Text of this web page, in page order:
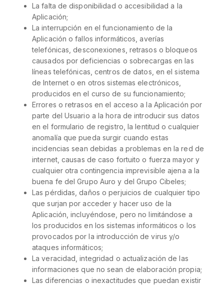
La falta de disponibilidad o accesibilidad a la
Aplicación;
La interrupción en el funcionamiento de la
Aplicación o fallos informáticos, averías
telefónicas, desconexiones, retrasos o bloqueos
causados por deficiencias o sobrecargas en las
líneas telefónicas, centros de datos, en el sistema
de Internet o en otros sistemas electrónicos,
producidos en el curso de su funcionamiento;
Errores o retrasos en el acceso a la Aplicación por
parte del Usuario a la hora de introducir sus datos
en el formulario de registro, la lentitud o cualquier
anomalía que pueda surgir cuando estas
incidencias sean debidas a problemas en la red de
internet, causas de caso fortuito o fuerza mayor y
cualquier otra contingencia imprevisible ajena a la
buena fe del Grupo Auro y del Grupo Cibeles;
Las pérdidas, daños o perjuicios de cualquier tipo
que surjan por acceder y hacer uso de la
Aplicación, incluyéndose, pero no limitándose a
los producidos en los sistemas informáticos o los
provocados por la introducción de virus y/o
ataques informáticos;
La veracidad, integridad o actualización de las
informaciones que no sean de elaboración propia;
Las diferencias o inexactitudes que puedan existir